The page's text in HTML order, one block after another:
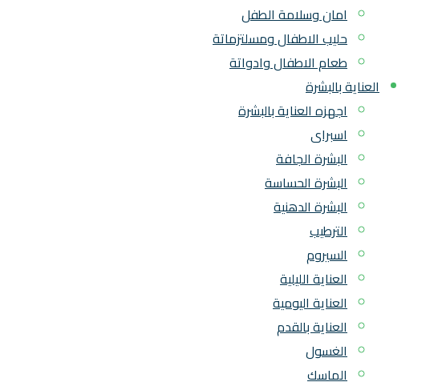
امان وسلامة الطفل
حليب الاطفال ومسلتزماتة
طعام الاطفال وادواتة
العناية بالبشرة
اجهزه العناية بالبشرة
اسبراى
البشرة الجافة
البشرة الحساسة
البشرة الدهنية
الترطيب
السيروم
العناية الليلية
العناية اليومية
العناية بالقدم
الغسول
الماسك